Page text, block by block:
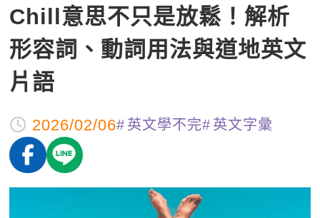
英文課程總表
英文會話
商用英文
英文檢定
TOEIC 多益課程
能力養成
全國分校
免費資源
多益秒學堂
師資團隊
學習分享
學員故事
Chill意思不只是放鬆！解析
形容詞、動詞用法與道地英文
片語
2026/02/06 英文學不完 英文字彙